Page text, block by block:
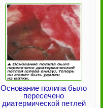
Основание полипа было
пересечено
диатермической петлей